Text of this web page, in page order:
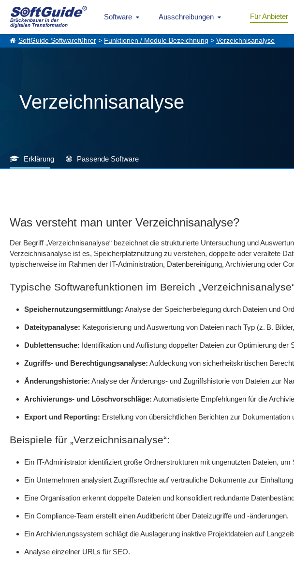
Brückenbauer in der
digitalen Transformation
Software Ausschreibungen Für Anbieter
SoftGuide Softwareführer > Funktionen / Module Bezeichnung > Verzeichnisanalyse
Verzeichnisanalyse
Erklärung Passende Software
Was versteht man unter Verzeichnisanalyse?
Der Begriff „Verzeichnisanalyse“ bezeichnet die strukturierte Untersuchung und
Verzeichnisanalyse ist es, Speicherplatznutzung zu verstehen, doppelte oder veraltete
typischerweise im Rahmen der IT-Administration, Datenbereinigung, Archivierung oder
Typische Softwarefunktionen im Bereich
Speichernutzungsermittlung: Analyse der Speicherbelegung durch Dateien und
Dateitypanalyse: Kategorisierung und Auswertung von Dateien nach Typ (z. B.
Dublettensuche: Identifikation und Auflistung doppelter Dateien zur Optimierung der
Zugriffs- und Berechtigungsanalyse: Aufdeckung von sicherheitskritischen
Änderungshistorie: Analyse der Änderungs- und Zugriffshistorie von Dateien zur
Archivierungs- und Löschvorschläge: Automatisierte Empfehlungen für die
Export und Reporting: Erstellung von übersichtlichen Berichten zur
Beispiele für „Verzeichnisanalyse“:
Ein IT-Administrator identifiziert große Ordnerstrukturen mit ungenutzten Dateien, um
Ein Unternehmen analysiert Zugriffsrechte auf vertrauliche Dokumente zur
Eine Organisation erkennt doppelte Dateien und konsolidiert redundante
Ein Compliance-Team erstellt einen Auditbericht über Dateizugriffe und -änderungen.
Ein Archivierungssystem schlägt die Auslagerung inaktive Projektdateien auf
Analyse einzelner URLs für SEO.